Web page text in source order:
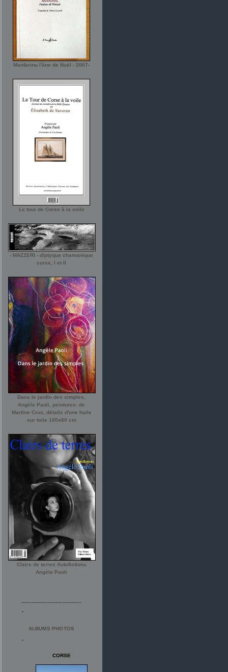
Manfarinu l'âne de Noël - 2007-
Le tour de Corse à la voile
- MAZZERI - diptyque chamanique
corse, I et II
Dans le jardin des simples,
Angèle Paoli, peintures: de
Martine Cros, détails d'une huile
sur toile 100x80 cm
Clairs de terres Autofictions
Angèle Paoli
ALBUMS PHOTOS
CORSE